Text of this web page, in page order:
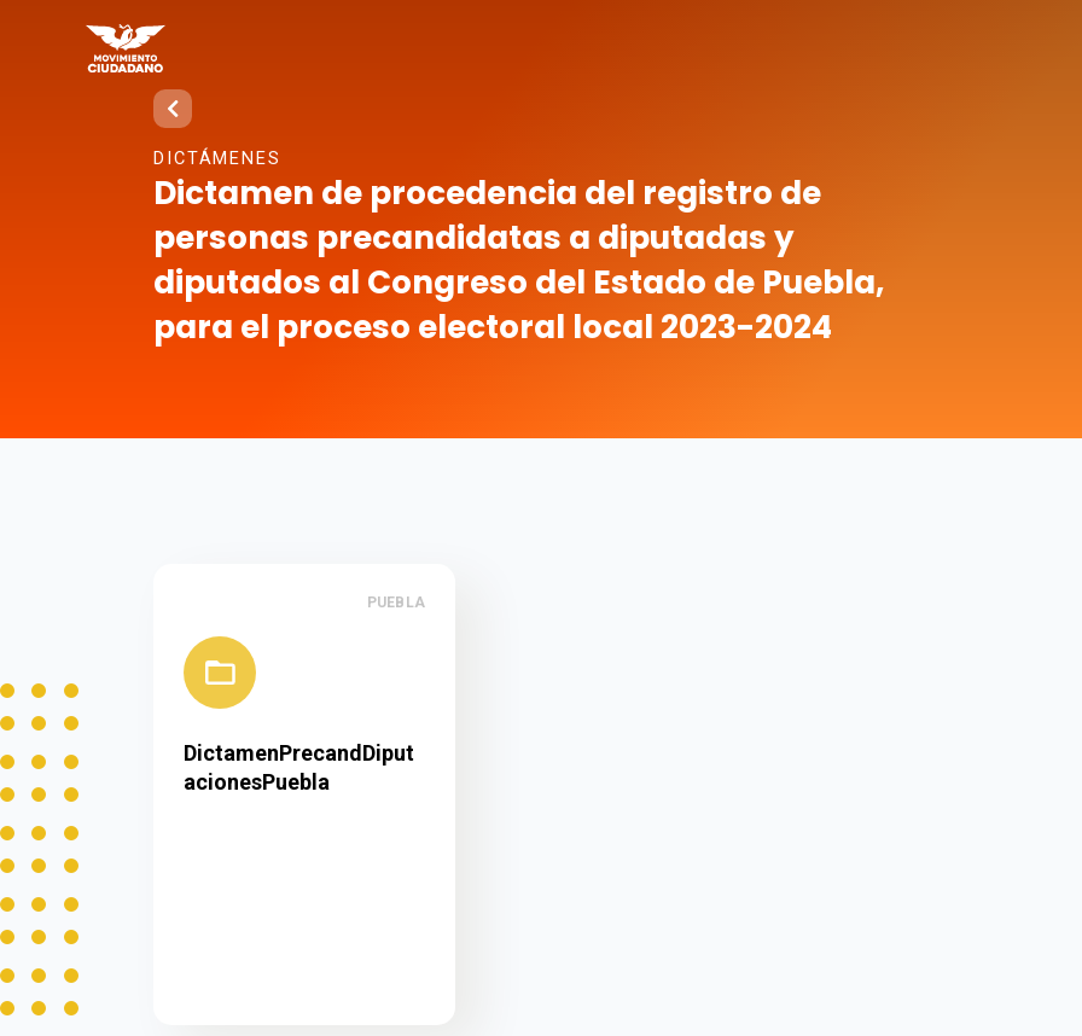
DICTÁMENES
Dictamen de procedencia del registro de
personas precandidatas a diputadas y
diputados al Congreso del Estado de Puebla,
para el proceso electoral local 2023-2024
PUEBLA
DictamenPrecandDiput
acionesPuebla